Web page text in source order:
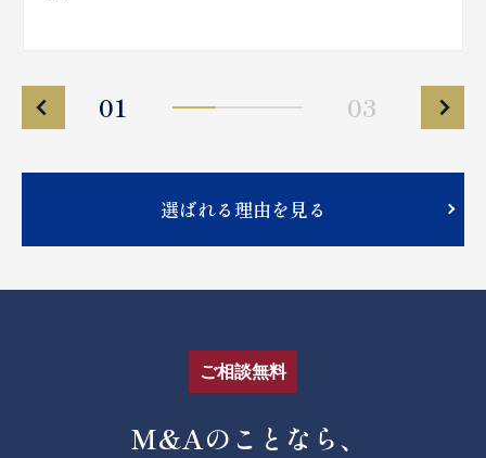
01 03
選ばれる理由を見る
ご相談無料
M&Aのことなら、